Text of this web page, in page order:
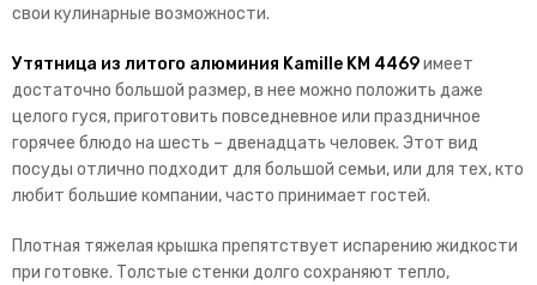
свои кулинарные возможности.
Утятница из литого алюминия Kamille KM 4469имеет
достаточно большой размер, в нее можно положить даже
целого гуся, приготовить повседневное или праздничное
горячее блюдо на шесть – двенадцать человек. Этот вид
посуды отлично подходит для большой семьи, или для тех, кто
любит большие компании, часто принимает гостей.
Плотная тяжелая крышка препятствует испарению жидкости
при готовке. Толстые стенки долго сохраняют тепло,